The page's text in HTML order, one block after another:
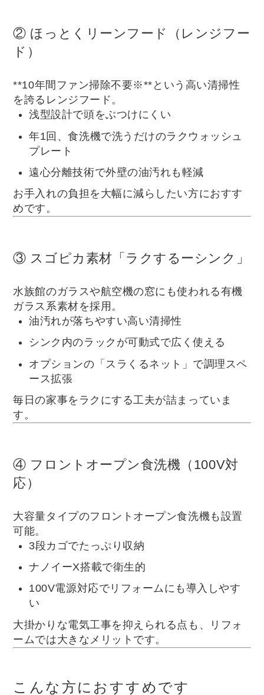
② ほっとくリーンフード（レンジフー
ド）
**10年間ファン掃除不要※**という高い清掃性
を誇るレンジフード。
浅型設計で頭をぶつけにくい
年1回、食洗機で洗うだけのラクウォッシュ
プレート
遠心分離技術で外壁の油汚れも軽減
お手入れの負担を大幅に減らしたい方におすす
めです。
③ スゴピカ素材「ラクするーシンク」
水族館のガラスや航空機の窓にも使われる有機
ガラス系素材を採用。
油汚れが落ちやすい高い清掃性
シンク内のラックが可動式で広く使える
オプションの「スラくるネット」で調理スペ
ース拡張
毎日の家事をラクにする工夫が詰まっていま
す。
④ フロントオープン食洗機（100V対
応）
大容量タイプのフロントオープン食洗機も設置
可能。
3段カゴでたっぷり収納
ナノイーX搭載で衛生的
100V電源対応でリフォームにも導入しやす
い
大掛かりな電気工事を抑えられる点も、リフォ
ームでは大きなメリットです。
こんな方におすすめです